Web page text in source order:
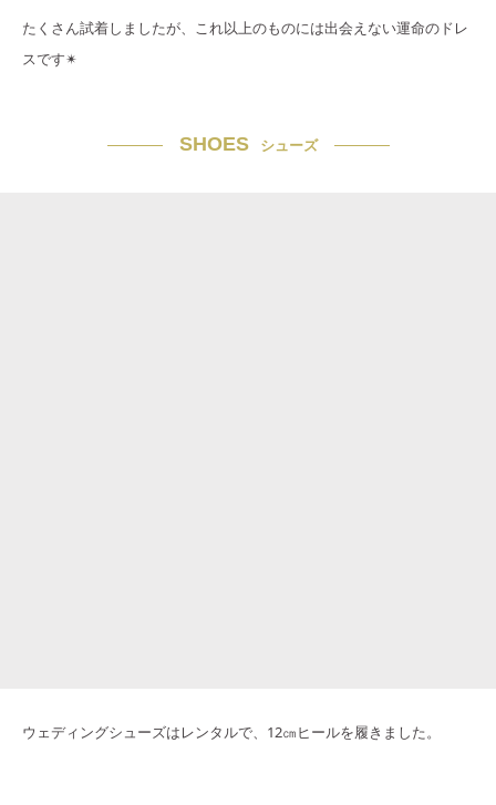
たくさん試着しましたが、これ以上のものには出会えない運命のドレ
スです✴︎
SHOES シューズ
ウェディングシューズはレンタルで、12㎝ヒールを履きました。